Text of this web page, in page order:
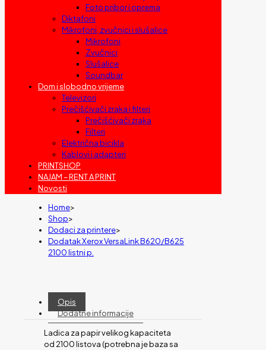
Foto pribor i oprema
Diktafoni
Mikrofoni, zvučnici i slušalice
Mikrofoni
Zvučnici
Slušalice
Soundbar
Dom i slobodno vrijeme
Televizori
Prečišćivači zraka i filteri
Prečišćivači zraka
Filteri
Električna bicikla
Kablovi i adapteri
PRINTSHOP
NAJAM – RENT A PRINT
Novosti
Home>
Shop>
Dodaci za printere>
Dodatak Xerox VersaLink B620/B625
2100 listni p.
Opis
Dodatne informacije
Ladica za papir velikog kapaciteta
od 2100 listova (potrebna je baza sa